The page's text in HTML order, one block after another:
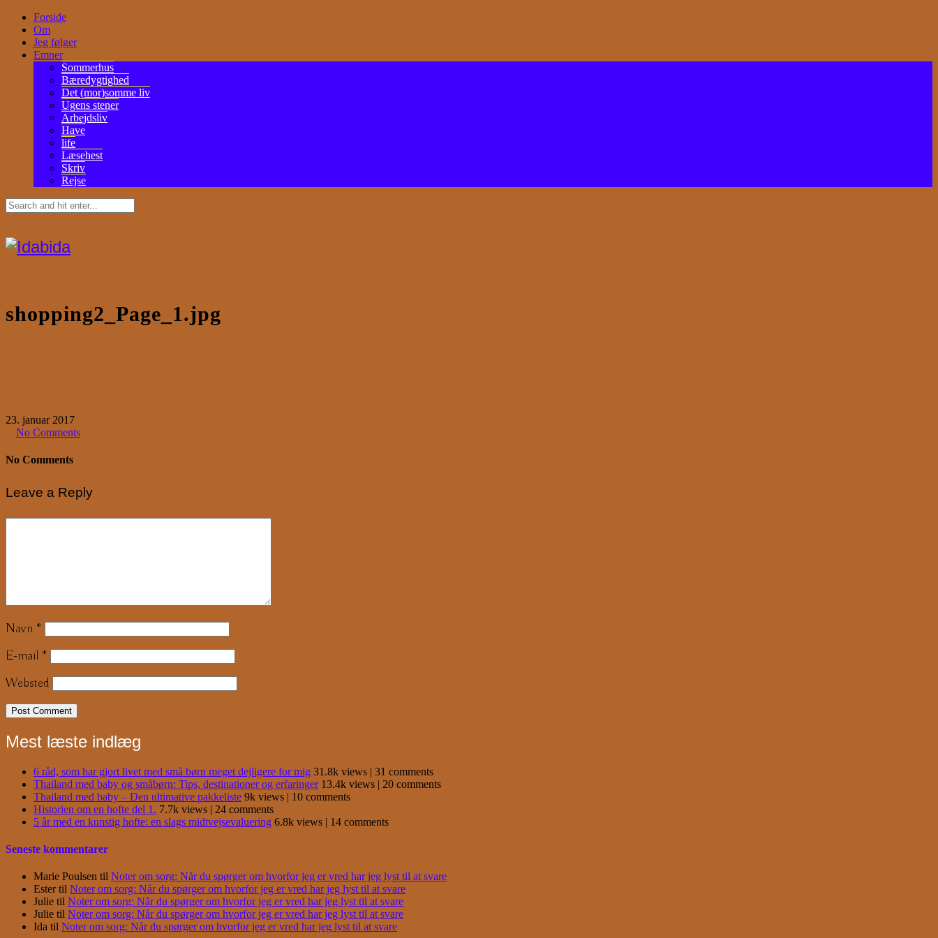
Forside
Om
Jeg følger
Emner
Sommerhus
Bæredygtighed
Det (mor)somme liv
Ugens stener
Arbejdsliv
Have
life
Læsehest
Skriv
Rejse
shopping2_Page_1.jpg
23. januar 2017
No Comments
No Comments
Leave a Reply
Navn *
E-mail *
Websted
Mest læste indlæg
6 råd, som har gjort livet med små børn meget dejligere for mig 31.8k views | 31 comments
Thailand med baby og småbørn: Tips, destinationer og erfaringer 13.4k views | 20 comments
Thailand med baby – Den ultimative pakkeliste 9k views | 10 comments
Historien om en hofte del 1. 7.7k views | 24 comments
5 år med en kunstig hofte: en slags midtvejsevaluering 6.8k views | 14 comments
Seneste kommentarer
Marie Poulsen til Noter om sorg: Når du spørger om hvorfor jeg er vred har jeg lyst til at svare
Estertil Noter om sorg: Når du spørger om hvorfor jeg er vred har jeg lyst til at svare
Julie til Noter om sorg: Når du spørger om hvorfor jeg er vred har jeg lyst til at svare
Julie til Noter om sorg: Når du spørger om hvorfor jeg er vred har jeg lyst til at svare
Ida til Noter om sorg: Når du spørger om hvorfor jeg er vred har jeg lyst til at svare